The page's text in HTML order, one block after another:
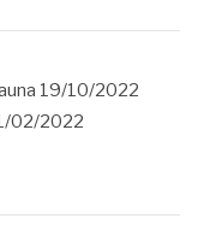
19/10/2022
02/2022